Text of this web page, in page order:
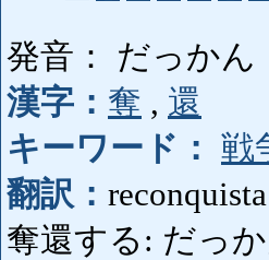
発音： だっかん
漢字： 奪 , 還
キーワード： 戦
翻訳： reconquista
奪還する: だっか